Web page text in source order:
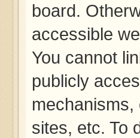
board.
accessible
You cannot
publicly
sites, etc. To